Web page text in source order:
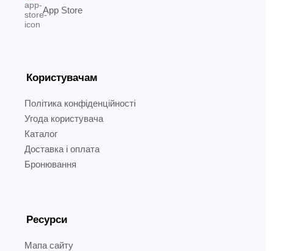
App Store
Користувачам
Політика конфіденційності
Угода користувача
Каталог
Доставка і оплата
Бронювання
Ресурси
Мапа сайту